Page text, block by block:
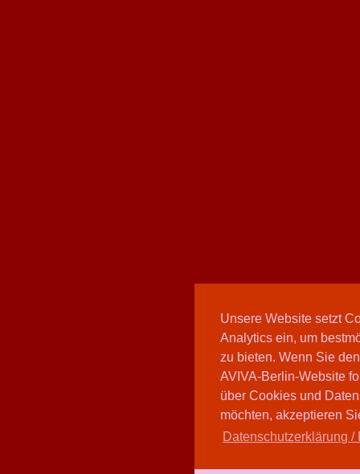
Unsere Website setzt
Analytics ein, um
zu bieten. Wenn Sie
AVIVA-Berlin-Website
über Cookies und
möchten, akzeptieren
Datenschutzerklärung /